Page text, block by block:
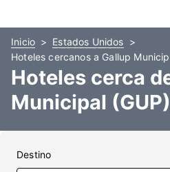
Inicio
Estados Unidos
Hoteles cercanos a Gallup
Hoteles cerca
Municipal (GUP)
Destino